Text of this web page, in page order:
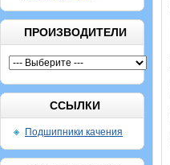
ПРОИЗВОДИТЕЛИ
ССЫЛКИ
Подшипники качения